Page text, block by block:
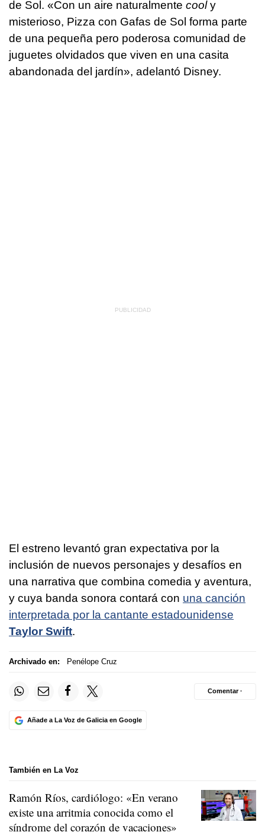
de Sol. «Con un aire naturalmente cooly
misterioso, Pizza con Gafas de Sol forma parte
de una pequeña pero poderosa comunidad de
juguetes olvidados que viven en una casita
abandonada del jardín», adelantó Disney.
El estreno levantó gran expectativa por la
inclusión de nuevos personajes y desafíos en
una narrativa que combina comedia y aventura,
y cuya banda sonora contará con una canción
interpretada por la cantante estadounidense
Taylor Swift.
Archivado en: Penélope Cruz
Añade a La Voz de Galicia en Google
Comentar ·
También en La Voz
Ramón Ríos, cardiólogo: «En verano
existe una arritmia conocida como el
síndrome del corazón de vacaciones»